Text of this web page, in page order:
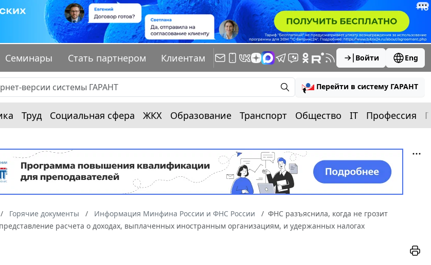
Семинары Стать партнером Клиентам Войти Eng
Перейти в систему ГАРАНТ
Труд Социальная сфера ЖКХ Образование Транспорт Общество IT Профессия
Горячие документы Информация Минфина России и ФНС России
ФНС разъяснила, когда не грозит
расчета о доходах, выплаченных иностранным организациям, и удержанных налогах